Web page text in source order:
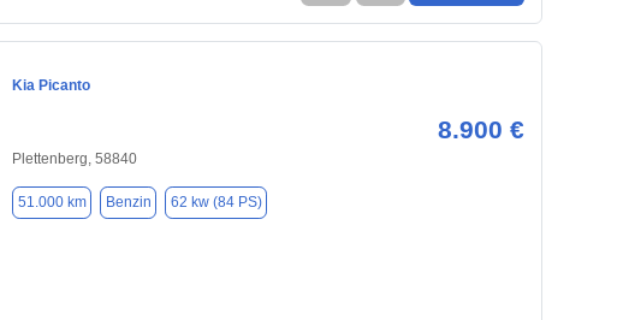
Kia Picanto
8.900 €
Plettenberg, 58840
51.000 km Benzin 62 kw (84 PS)